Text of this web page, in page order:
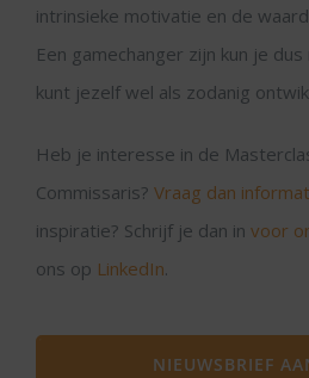
intrinsieke motivatie en de
Een gamechanger zijn kun je
kunt jezelf wel als zodanig
Heb je interesse in de
Commissaris? Vraag dan
inspiratie? Schrijf je dan in voor
ons op LinkedIn.
NIEUWSBRIEF